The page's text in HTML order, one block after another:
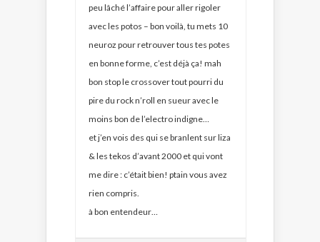
peu lâché l’affaire pour aller rigoler
avec les potos – bon voilà, tu mets 10
neuroz pour retrouver tous tes potes
en bonne forme, c’est déjà ça! mah
bon stop le crossover tout pourri du
pire du rock n’roll en sueur avec le
moins bon de l’electro indigne…
et j’en vois des qui se branlent sur liza
& les tekos d’avant 2000 et qui vont
me dire : c’était bien! ptain vous avez
rien compris.
à bon entendeur…